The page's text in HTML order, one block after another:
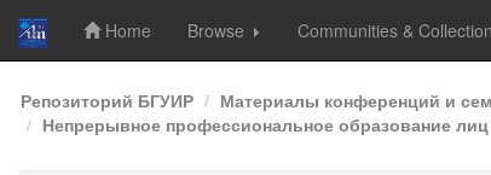
Skip
navigation
Home Browse Communities &
Репозиторий БГУИР Материалы конференций и
Непрерывное профессиональное образование